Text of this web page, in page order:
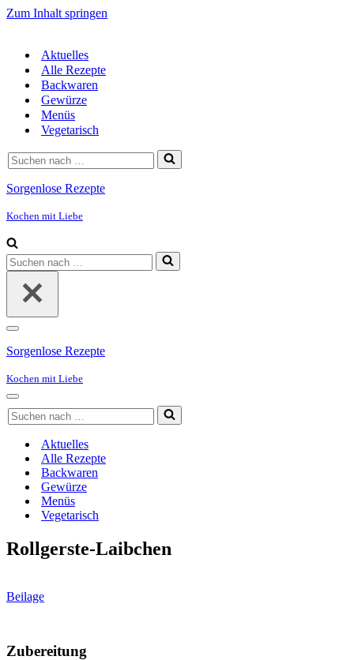
Zum Inhalt springen
Aktuelles
Alle Rezepte
Backwaren
Gewürze
Menüs
Vegetarisch
Suchen
nach …
Sorgenlose Rezepte
Kochen mit Liebe
Suchen
nach …
Navigationsmenü
Sorgenlose Rezepte
Kochen mit Liebe
Navigationsmenü
Suchen
nach …
Aktuelles
Alle Rezepte
Backwaren
Gewürze
Menüs
Vegetarisch
Rollgerste-Laibchen
Beilage
Zubereitung